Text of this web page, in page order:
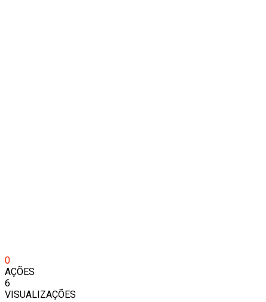
0
AÇÕES
6
VISUALIZAÇÕES